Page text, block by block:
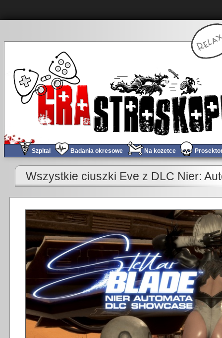
Szpital Badania okresowe Na kozetce
Obchód tygodnia #662 – Szał zakupów
Wszystkie ciuszki Eve z DLC Nier: